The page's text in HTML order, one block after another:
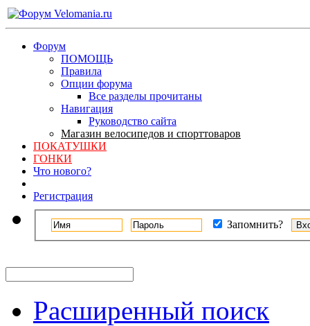
Форум
ПОМОЩЬ
Правила
Опции форума
Все разделы прочитаны
Навигация
Руководство сайта
Магазин велосипедов и спорттоваров
ПОКАТУШКИ
ГОНКИ
Что нового?
Регистрация
Запомнить?
Расширенный поиск